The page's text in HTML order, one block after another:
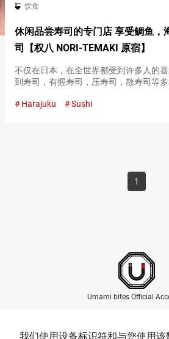
我们使用设备标识符和与您使用该
饮食
休闲品尝寿司的专门店 享受鲷鱼，
司【权八 NORI-TEMAKI 原宿】
不仅在日本，在全世界都受到许多人的
到寿司，有握寿司，压寿司，散寿司等
Harajuku）』是一家可以吃到精心制作的
Harajuku Sushi
1
Umami bites Official